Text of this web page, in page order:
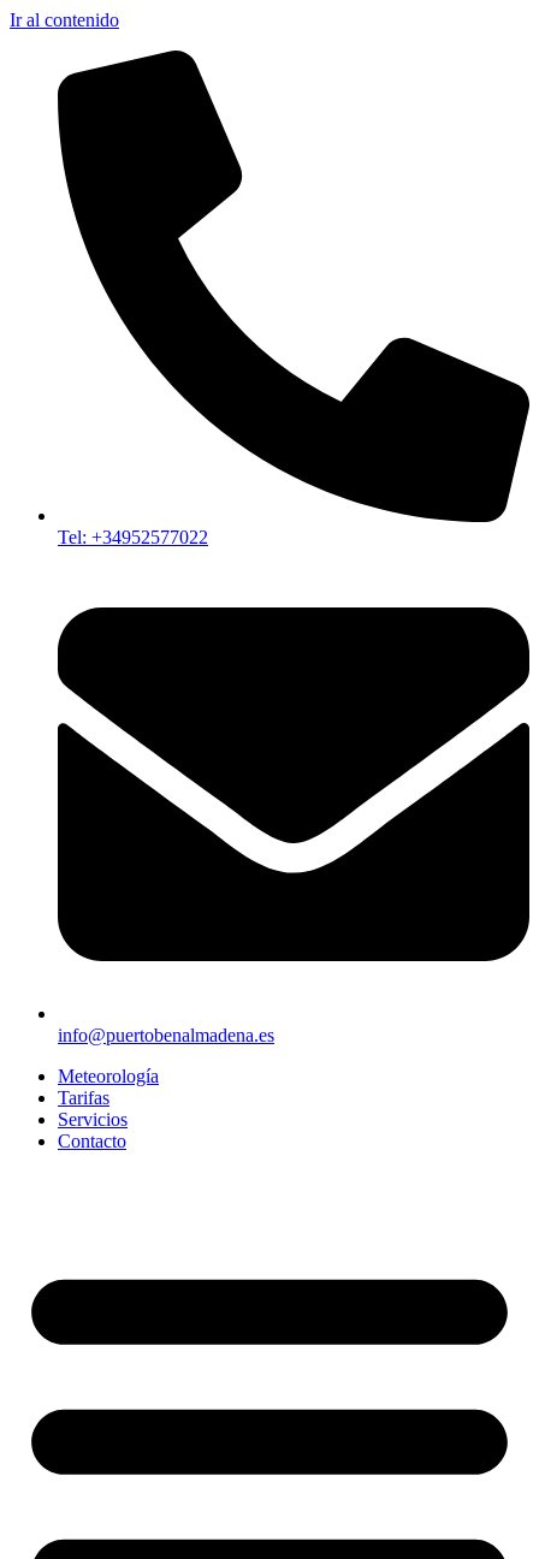
Ir al contenido
Tel: +34952577022
info@puertobenalmadena.es
Meteorología
Tarifas
Servicios
Contacto